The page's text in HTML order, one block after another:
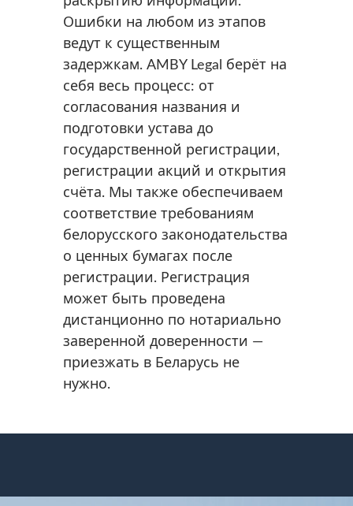
Ошибки на любом из этапов
ведут к существенным
задержкам. AMBY Legal берёт на
себя весь процесс: от
согласования названия и
подготовки устава до
государственной регистрации,
регистрации акций и открытия
счёта. Мы также обеспечиваем
соответствие требованиям
белорусского законодательства
о ценных бумагах после
регистрации. Регистрация
может быть проведена
дистанционно по нотариально
заверенной доверенности —
приезжать в Беларусь не
нужно.